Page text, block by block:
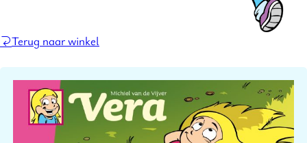
Terug naar winkel